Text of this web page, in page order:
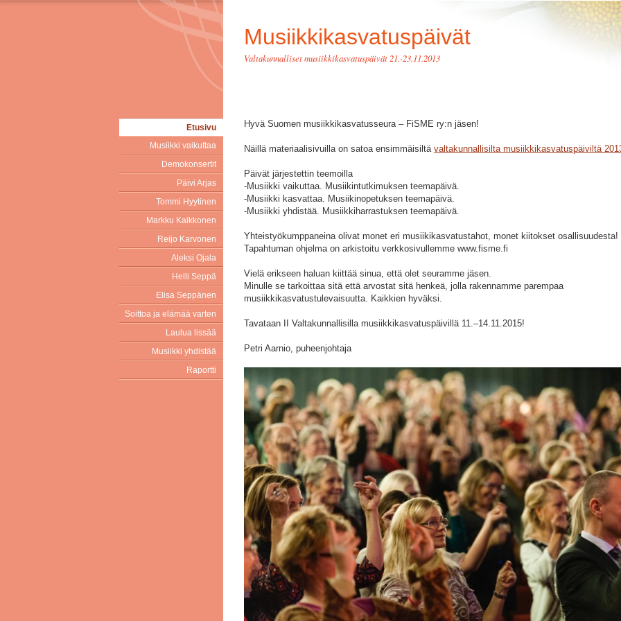
Musiikkikasvatuspäivät
Valtakunnalliset musiikkikasvatuspäivät 21.-23.11.2013
Etusivu
Musiikki vaikuttaa
Demokonsertit
Päivi Arjas
Tommi Hyytinen
Markku Kaikkonen
Reijo Karvonen
Aleksi Ojala
Helli Seppä
Elisa Seppänen
Soittoa ja elämää varten
Laulua lissää
Musiikki yhdistää
Raportti
Hyvä Suomen musiikkikasvatusseura – FiSME ry:n jäsen!
Näillä materiaalisivuilla on satoa ensimmäisiltä valtakunnallisilta musiikkikasvatuspäiviltä
Päivät järjestettin teemoilla
-Musiikki vaikuttaa. Musiikintutkimuksen teemapäivä.
-Musiikki kasvattaa. Musiikinopetuksen teemapäivä.
-Musiikki yhdistää. Musiikkiharrastuksen teemapäivä.
Yhteistyökumppaneina olivat monet eri musiikikasvatustahot, monet kiitokset osallisuudesta!
Tapahtuman ohjelma on arkistoitu verkkosivullemme www.fisme.fi
Vielä erikseen haluan kiittää sinua, että olet seuramme jäsen.
Minulle se tarkoittaa sitä että arvostat sitä henkeä, jolla rakennamme parempaa
musiikkikasvatustulevaisuutta. Kaikkien hyväksi.
Tavataan II Valtakunnallisilla musiikkikasvatuspäivillä 11.–14.11.2015!
Petri Aarnio, puheenjohtaja